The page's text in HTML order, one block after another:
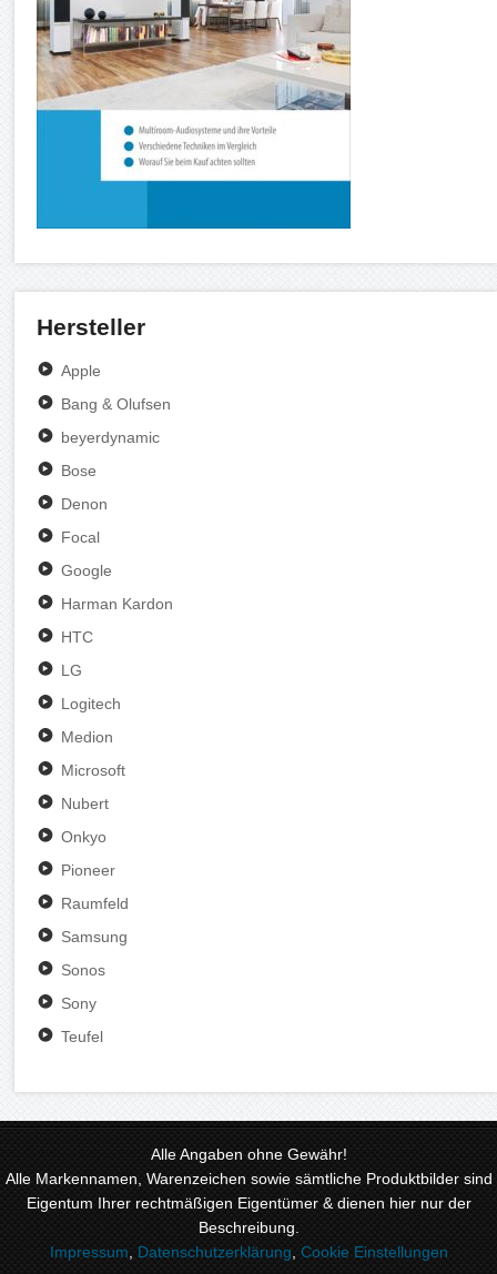
Hersteller
Apple
Bang & Olufsen
beyerdynamic
Bose
Denon
Focal
Google
Harman Kardon
HTC
LG
Logitech
Medion
Microsoft
Nubert
Onkyo
Pioneer
Raumfeld
Samsung
Sonos
Sony
Teufel
Alle Angaben ohne Gewähr!
Alle Markennamen, Warenzeichen sowie sämtliche Produktbilder sind
Eigentum Ihrer rechtmäßigen Eigentümer & dienen hier nur der
Beschreibung.
Impressum
Datenschutzerklärung Cookie Einstellungen